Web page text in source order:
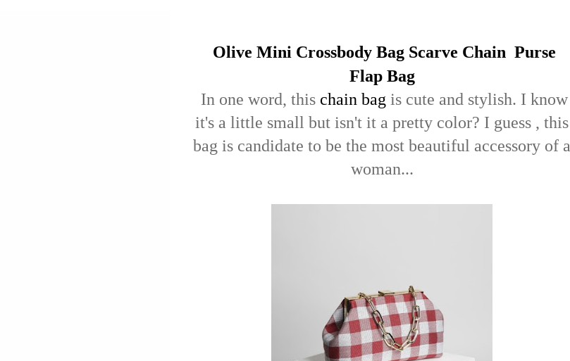
Olive Mini Crossbody Bag Scarve Chain Purse
Flap Bag
In one word, this chain bag is cute and stylish. I know
it's a little small but isn't it a pretty color? I guess , this
bag is candidate to be the most beautiful accessory of a
woman...